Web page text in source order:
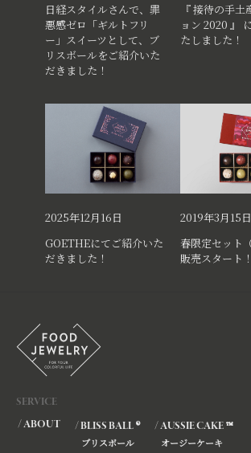
日経スタイルさんで、罪
悪感ゼロ「ギルトフリ
ー」スイーツとして、ブ
リスボールをご紹介いた
だきました！
『 接待の手
ョン 2020 』
たしました！
2025年12月16日
GOETHEにてご紹介いた
だきました！
2019年3月15日
春限定セット
販売スタート！
SERVICE
/ ABOUT
/ BLISS BALL®
ブリスボール
/ AUSSIE CAKE™
オージーケーキ